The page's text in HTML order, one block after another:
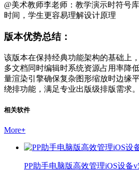
@美术教师李老师：教学演示时符号
时间，学生更容易理解设计原理
版本优势总结：
该版本在保持经典功能架构的基础上
多文档同时编辑时系统资源占用率降
量渲染引擎确保复杂图形缩放时边缘
绕排功能，满足专业出版级排版需求。
相关软件
More+
PP助手电脑版高效管理iOS设备